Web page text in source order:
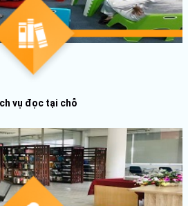
vụ đọc tại chỗ